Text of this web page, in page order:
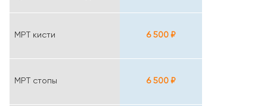
МРТ кисти 6 500 ₽
МРТ стопы 6 500 ₽